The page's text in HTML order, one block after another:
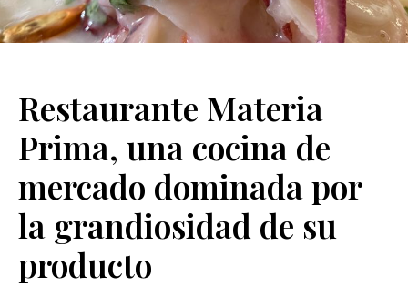
Restaurante Materia
Prima, una cocina de
mercado dominada por
la grandiosidad de su
producto